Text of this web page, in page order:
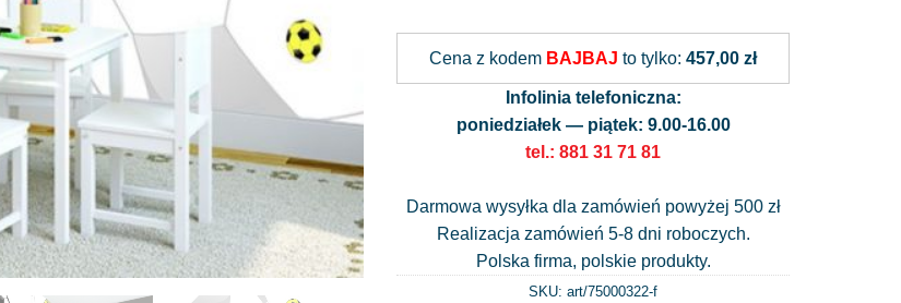
Cena z kodem BAJBAJ to tylko: 457,00 zł
Infolinia telefoniczna:
poniedziałek — piątek: 9.00-16.00
tel.: 881 31 71 81
Darmowa wysyłka dla zamówień powyżej 500 zł
Realizacja zamówień 5-8 dni roboczych.
Polska firma, polskie produkty.
SKU: art/75000322-f